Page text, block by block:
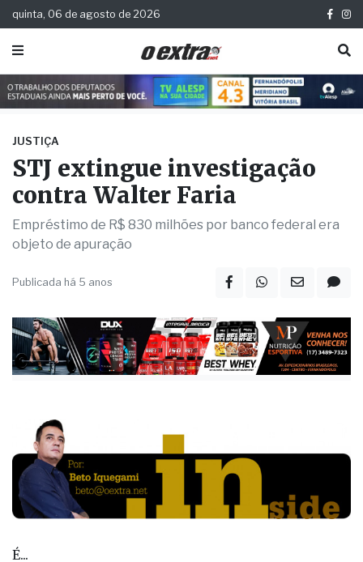
quinta, 06 de agosto de 2026
JUSTIÇA
STJ extingue investigação
contra Walter Faria
objeto de apuração
Publicada há 5 anos